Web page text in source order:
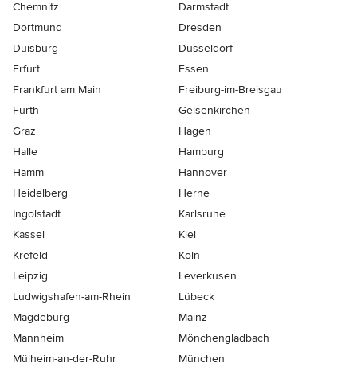
Chemnitz
Darmstadt
Dortmund
Dresden
Duisburg
Düsseldorf
Erfurt
Essen
Frankfurt am Main
Freiburg-im-Breisgau
Fürth
Gelsenkirchen
Graz
Hagen
Halle
Hamburg
Hamm
Hannover
Heidelberg
Herne
Ingolstadt
Karlsruhe
Kassel
Kiel
Krefeld
Köln
Leipzig
Leverkusen
Ludwigshafen-am-Rhein
Lübeck
Magdeburg
Mainz
Mannheim
Mönchen­gladbach
Mülheim-an-der-Ruhr
München